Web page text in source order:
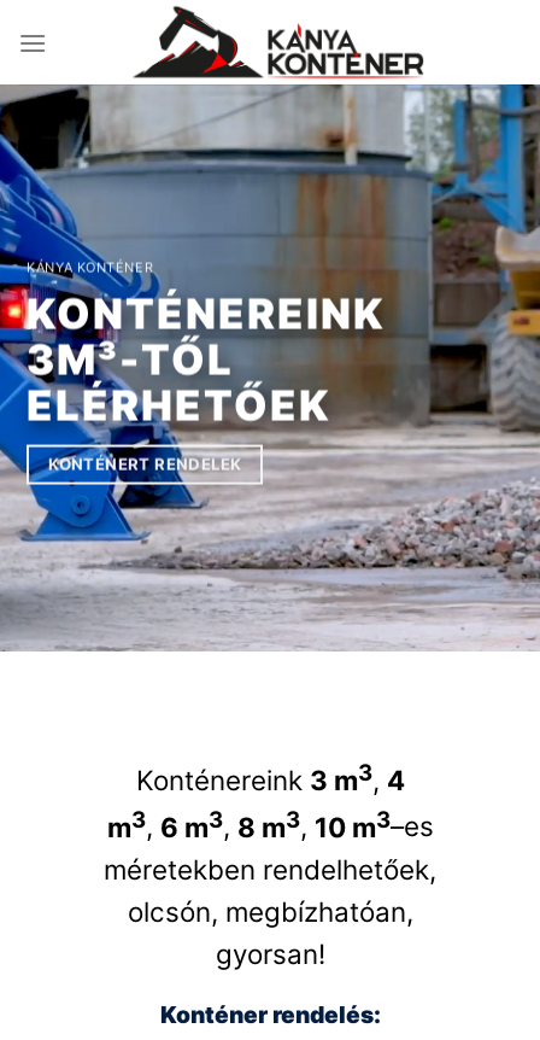
KÁNYA KONTÉNER
KONTÉNEREINK
3M³-TŐL
ELÉRHETŐEK
KONTÉNERT RENDELEK
Konténereink 3 m3, 4
m3, 6 m3, 8 m3, 10 m3–es
méretekben rendelhetőek,
olcsón, megbízhatóan,
gyorsan!
Konténer rendelés: